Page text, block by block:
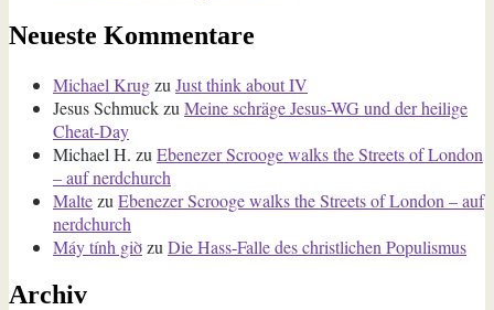
Neueste Kommentare
Michael Krugzu Just think about IV
Jesus Schmuckzu Meine schräge Jesus-WG und der heilige
Cheat-Day
Michael H. zu Ebenezer Scrooge walks the Streets of London
– auf nerdchurch
Maltezu Ebenezer Scrooge walks the Streets of London – auf
nerdchurch
Máy tính giờzu Die Hass-Falle des christlichen Populismus
Archiv